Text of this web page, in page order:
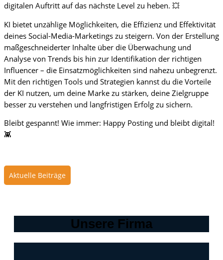
digitalen Auftritt auf das nächste Level zu heben. 💥
KI bietet unzählige Möglichkeiten, die Effizienz und Effektivität
deines Social-Media-Marketings zu steigern. Von der Erstellung
maßgeschneiderter Inhalte über die Überwachung und
Analyse von Trends bis hin zur Identifikation der richtigen
Influencer – die Einsatzmöglichkeiten sind nahezu unbegrenzt.
Mit den richtigen Tools und Strategien kannst du die Vorteile
der KI nutzen, um deine Marke zu stärken, deine Zielgruppe
besser zu verstehen und langfristigen Erfolg zu sichern.
Bleibt gespannt! Wie immer: Happy Posting und bleibt digital!
👾
Aktuelle Beiträge
Unsere Firma